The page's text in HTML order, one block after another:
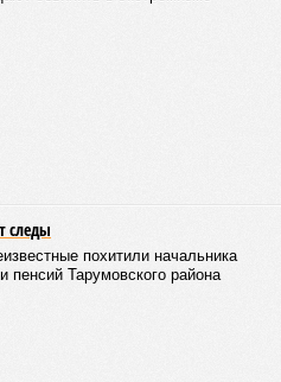
Осетия попали в топ-5
2124